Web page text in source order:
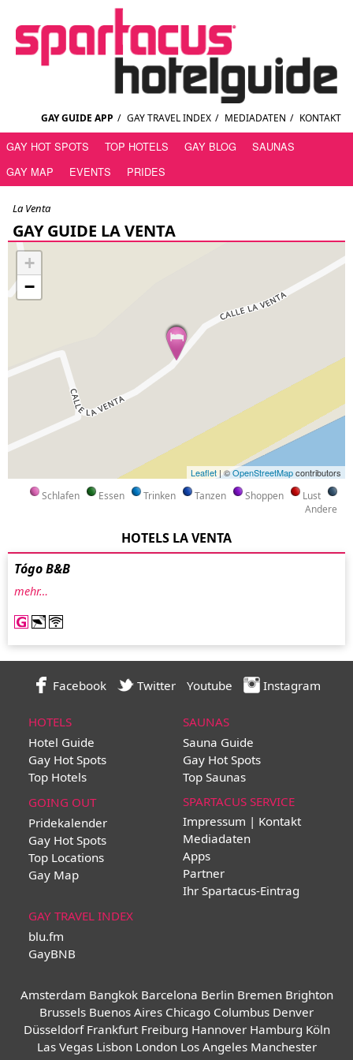
GAY GUIDE APP / GAY TRAVEL INDEX / MEDIADATEN / KONTAKT
GAY HOT SPOTS TOP HOTELS GAY BLOG
SAUNAS
GAY MAP
EVENTS PRIDES
La Venta
GAY GUIDE LA VENTA
+
−
Leaflet | ©OpenStreetMapcontributors
Schlafen Essen Trinken Tanzen Shoppen
Lust
Andere
HOTELS LA VENTA
Tógo B&B
mehr…
Facebook Twitter Youtube Instagram
HOTELS
Hotel Guide
Gay Hot Spots
Top Hotels
SAUNAS
Sauna Guide
Gay Hot Spots
Top Saunas
GOING OUT
Pridekalender
Gay Hot Spots
Top Locations
Gay Map
SPARTACUS SERVICE
Impressum | Kontakt
Mediadaten
Apps
Partner
Ihr Spartacus-Eintrag
GAY TRAVEL INDEX
blu.fm
GayBNB
Amsterdam Bangkok Barcelona Berlin Bremen Brighton
Brussels Buenos Aires Chicago Columbus Denver
Düsseldorf Frankfurt Freiburg Hannover Hamburg Köln
Las Vegas Lisbon London Los Angeles Manchester